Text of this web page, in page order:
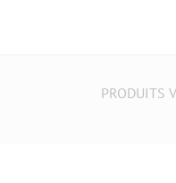
PRODUITS